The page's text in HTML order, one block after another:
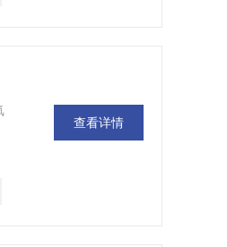
查看详情